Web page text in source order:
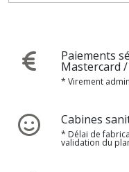
Paiements
Mastercard
* Virement
Cabines
* Délai de
validation du